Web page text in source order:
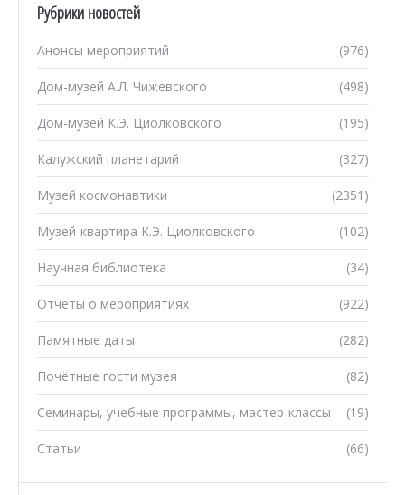
Рубрики новостей
(976)
Анонсы мероприятий
(498)
Дом-музей А.Л. Чижевского
(195)
Дом-музей К.Э. Циолковского
(327)
Калужский планетарий
(2351)
Музей космонавтики
(102)
Музей-квартира К.Э. Циолковского
(34)
Научная библиотека
(922)
Отчеты о мероприятиях
(282)
Памятные даты
(82)
Почётные гости музея
(19)
Семинары, учебные программы, мастер-классы
(66)
Статьи